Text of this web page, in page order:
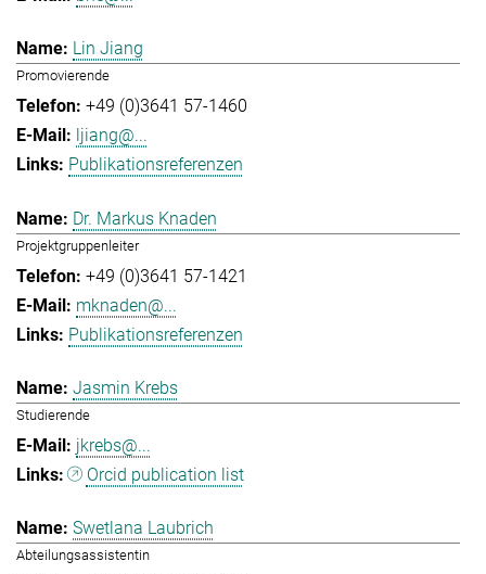
Lin Jiang
Promovierende
+49 (0)3641 57-1460
ljiang@...
Publikationsreferenzen
Dr. Markus Knaden
Projektgruppenleiter
+49 (0)3641 57-1421
mknaden@...
Publikationsreferenzen
Jasmin Krebs
Studierende
jkrebs@...
Orcid publication list
Swetlana Laubrich
Abteilungsassistentin